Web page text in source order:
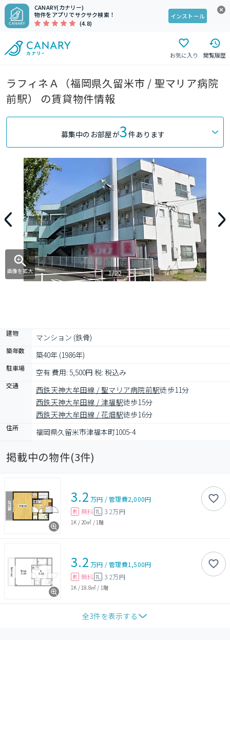
CANARY(カナリー)
物件をアプリでサクサク検索！
(4.8)
インストール
お気に入り 閲覧履歴
ラフィネＡ（福岡県久留米市 / 聖マリア病院
前駅） の賃貸物件情報
募集中のお部屋が3件あります
画像を拡大 1/22
建物 マンション (鉄骨)
築年数 築40年 (1986年)
駐車場 空有 費用: 5,500円 税: 税込み
交通 西鉄天神大牟田線 / 聖マリア病院前駅徒歩11分
西鉄天神大牟田線 / 津福駅徒歩15分
西鉄天神大牟田線 / 花畑駅徒歩16分
住所 福岡県久留米市津福本町1005-4
掲載中の物件(3件)
3.2 万円 /管理費2,000円
敷 無料 礼 3.2万円
1K / 20㎡ / 1階
3.2 万円 /管理費1,500円
敷 無料 礼 3.2万円
1K / 18.8㎡ / 1階
全3件を表示する